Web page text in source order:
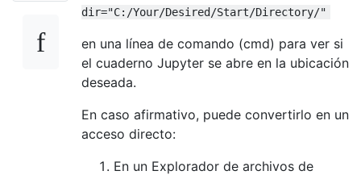
dir="C:/Your/Desired/Start/Directory/"
en una línea de comando (cmd) para ver si
el cuaderno Jupyter se abre en la ubicación
deseada.
En caso afirmativo, puede convertirlo en un
acceso directo:
En un Explorador de archivos de